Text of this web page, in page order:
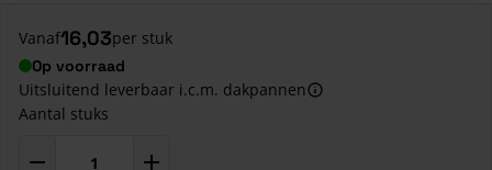
Vanaf16,03per stuk
Op voorraad
Uitsluitend leverbaar i.c.m. dakpannen
Aantal stuks